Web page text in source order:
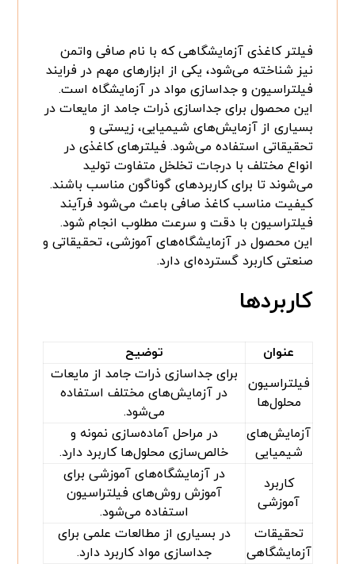
فیلتر کاغذی آزمایشگاهی که با نام صافی واتمن
نیز شناخته می‌شود، یکی از ابزارهای مهم در فرایند
فیلتراسیون و جداسازی مواد در آزمایشگاه است.
این محصول برای جداسازی ذرات جامد از مایعات در
بسیاری از آزمایش‌های شیمیایی، زیستی و
تحقیقاتی استفاده می‌شود. فیلترهای کاغذی در
انواع مختلف با درجات تخلخل متفاوت تولید
می‌شوند تا برای کاربردهای گوناگون مناسب باشند.
کیفیت مناسب کاغذ صافی باعث می‌شود فرآیند
فیلتراسیون با دقت و سرعت مطلوب انجام شود.
این محصول در آزمایشگاه‌های آموزشی، تحقیقاتی و
صنعتی کاربرد گسترده‌ای دارد.
کاربردها
عنوان
توضیح
فیلتراسیون
محلول‌ها
برای جداسازی ذرات جامد از مایعات
در آزمایش‌های مختلف استفاده
می‌شود.
آزمایش‌های
شیمیایی
در مراحل آماده‌سازی نمونه و
خالص‌سازی محلول‌ها کاربرد دارد.
کاربرد
آموزشی
در آزمایشگاه‌های آموزشی برای
آموزش روش‌های فیلتراسیون
استفاده می‌شود.
تحقیقات
آزمایشگاهی
در بسیاری از مطالعات علمی برای
جداسازی مواد کاربرد دارد.